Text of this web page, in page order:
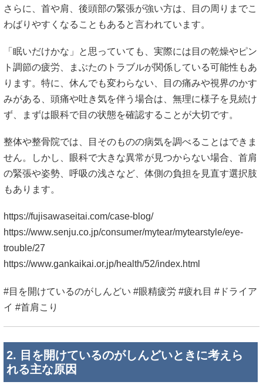
さらに、首や肩、後頭部の緊張が強い方は、目の周りまでこ
わばりやすくなることもあると言われています。
「眠いだけかな」と思っていても、実際には目の乾燥やピン
ト調節の疲労、まぶたのトラブルが関係している可能性もあ
ります。特に、休んでも変わらない、目の痛みや視界のかす
みがある、頭痛や吐き気を伴う場合は、無理に様子を見続け
ず、まずは眼科で目の状態を確認することが大切です。
整体や整骨院では、目そのものの病気を調べることはできま
せん。しかし、眼科で大きな異常が見つからない場合、首肩
の緊張や姿勢、呼吸の浅さなど、体側の負担を見直す選択肢
もあります。
https://fujisawaseitai.com/case-blog/
https://www.senju.co.jp/consumer/mytear/mytearstyle/eye-
trouble/27
https://www.gankaikai.or.jp/health/52/index.html
#目を開けているのがしんどい #眼精疲労 #疲れ目 #ドライア
イ #首肩こり
2. 目を開けているのがしんどいときに考えら
れる主な原因